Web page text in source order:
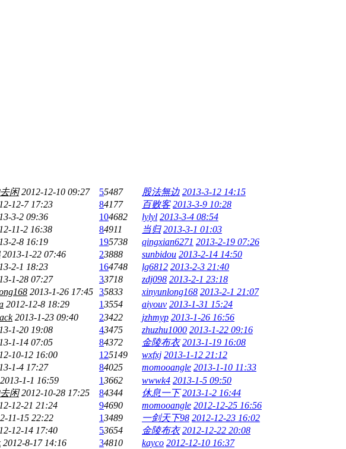
闲 2012-12-10 09:27 55487 股法無边 2013-3-12 14:15
12-7 17:23 84177 百败客 2013-3-9 10:28
3-2 09:36 104682 lylyl 2013-3-4 08:54
11-2 16:38 84911 当归 2013-3-1 01:03
2-8 16:19 195738 qingxian6271 2013-2-19 07:26
2013-1-22 07:46 23888 sunbidou 2013-2-14 14:50
2-1 18:23 164748 lg6812 2013-2-3 21:40
1-28 07:27 33718 zdj098 2013-2-1 23:18
2013-1-26 17:45 35833 xinyunlong168 2013-2-1 21:07
2012-12-8 18:29 13554 aiyouv 2013-1-31 15:24
2013-1-23 09:40 23422 jzhmyp 2013-1-26 16:56
1-20 19:08 43475 zhuzhu1000 2013-1-22 09:16
1-14 07:05 84372 金陵布衣 2013-1-19 16:08
10-12 16:00 125149 wxfxj 2013-1-12 21:12
1-4 17:27 84025 momooangle 2013-1-10 11:33
2013-1-1 16:59 13662 wwwk4 2013-1-5 09:50
闲 2012-10-28 17:25 84344 休息一下 2013-1-2 16:44
12-21 21:24 94690 momooangle 2012-12-25 16:56
11-15 22:22 13489 一剑天下98 2012-12-23 16:02
12-14 17:40 53654 金陵布衣 2012-12-22 20:08
2012-8-17 14:16 34810 kayco 2012-12-10 16:37